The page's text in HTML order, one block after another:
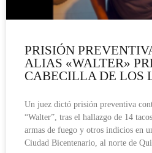
PRISIÓN
ALIAS «WALTER»
CABECILLA DE LOS
Un juez dictó prisión preventiva
“Walter”, tras el hallazgo de 14
armas de fuego y otros indicios en
Ciudad Bicentenario, al norte de